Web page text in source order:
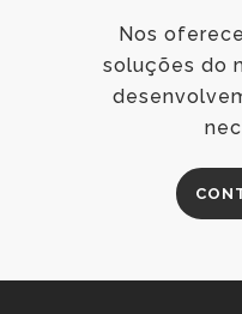
Nos
soluções do